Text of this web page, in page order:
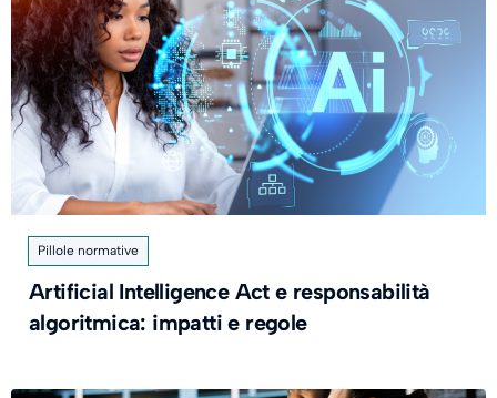
Pillole normative
Artificial Intelligence Act e responsabilità
algoritmica: impatti e regole